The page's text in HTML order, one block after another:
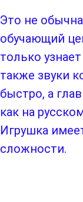
Это не
обучающий
только
также звуки
быстро, а
как на
Игрушка
сложности.